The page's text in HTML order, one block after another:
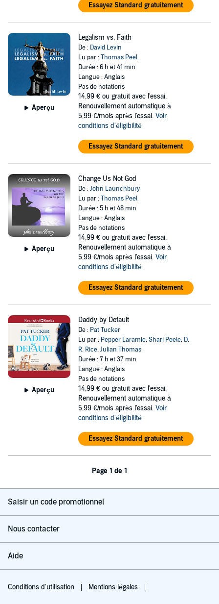
Essayez Standard gratuitement
Aperçu
Legalism vs. Faith
De : David Levin
Lu par :Thomas Peel
Durée : 6 h et 41 min
Langue : Anglais
Pas de notations
14,99 € ou gratuit avec l'essai.
Renouvellement automatique à
5,99 €/mois après l'essai. Voir
conditions d'éligibilité
Essayez Standard gratuitement
Aperçu
Change Us Not God
De :John Launchbury
Lu par :Thomas Peel
Durée : 5 h et 48 min
Langue : Anglais
Pas de notations
14,99 € ou gratuit avec l'essai.
Renouvellement automatique à
5,99 €/mois après l'essai. Voir
conditions d'éligibilité
Essayez Standard gratuitement
Aperçu
Daddy by Default
De : Pat Tucker
Lu par : Pepper Laramie,Shari Peele, D.
R. Rice,Julian Thomas
Durée : 7 h et 37 min
Langue : Anglais
Pas de notations
14,99 € ou gratuit avec l'essai.
Renouvellement automatique à
5,99 €/mois après l'essai. Voir
conditions d'éligibilité
Essayez Standard gratuitement
Page 1 de 1
Saisir un code promotionnel
Nous contacter
Aide
Conditions d'utilisation Mentions légales